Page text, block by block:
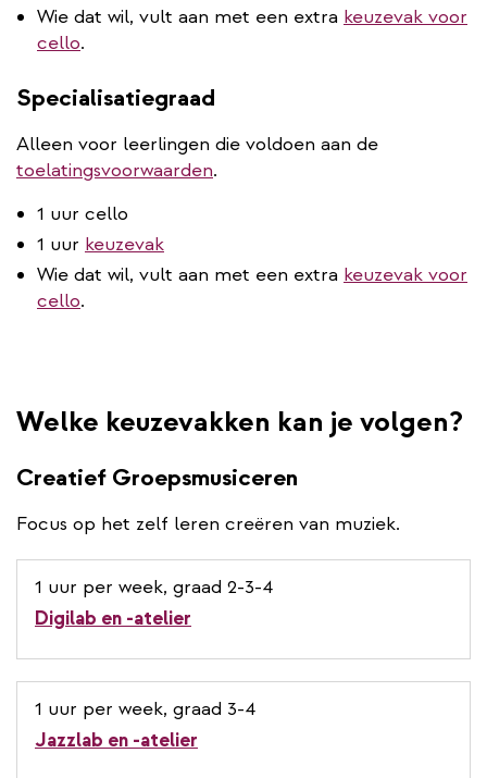
Wie dat wil, vult aan met een extra keuzevak voor
cello.
Specialisatiegraad
Alleen voor leerlingen die voldoen aan de
toelatingsvoorwaarden.
1 uur cello
1 uur keuzevak
Wie dat wil, vult aan met een extra keuzevak voor
cello.
Welke keuzevakken kan je volgen?
Creatief Groepsmusiceren
Focus op het zelf leren creëren van muziek.
1 uur per week, graad 2-3-4
Digilab en -atelier
1 uur per week, graad 3-4
Jazzlab en -atelier